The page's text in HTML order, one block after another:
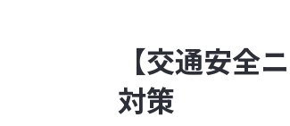
【交通安全
対策